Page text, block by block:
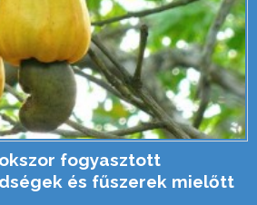
fogyasztott
és fűszerek mielőtt